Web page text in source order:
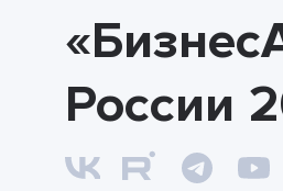
России